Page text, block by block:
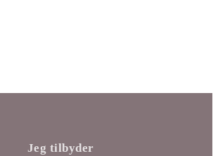
Jeg tilbyder